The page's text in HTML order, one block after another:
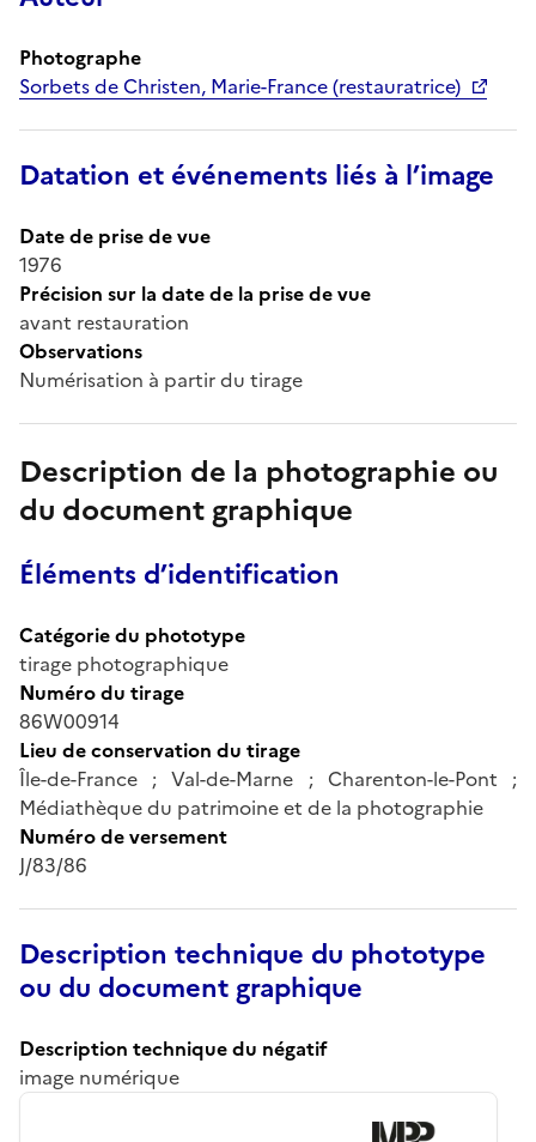
Photographe
Sorbets de Christen, Marie-France (restauratrice)
Datation et événements liés à l’image
Date de prise de vue
1976
Précision sur la date de la prise de vue
avant restauration
Observations
Numérisation à partir du tirage
Description de la photographie ou
du document graphique
Éléments d’identification
Catégorie du phototype
tirage photographique
Numéro du tirage
86W00914
Lieu de conservation du tirage
Île-de-France ; Val-de-Marne ; Charenton-le-Pont ;
Médiathèque du patrimoine et de la photographie
Numéro de versement
J/83/86
Description technique du phototype
ou du document graphique
Description technique du négatif
image numérique